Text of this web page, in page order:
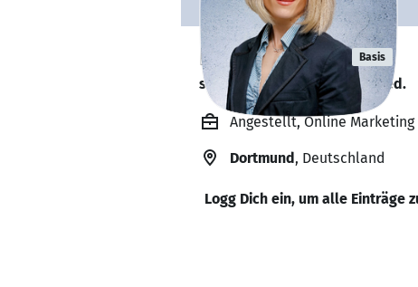
Klara Rücker Basis
sucht ein neues Team-Mitglied.
Angestellt, Online
Dortmund, Deutschland
Logg Dich ein, um alle Einträge